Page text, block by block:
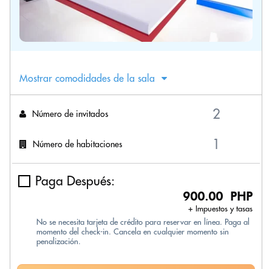
Mostrar comodidades de la sala
Número de invitados
Número de habitaciones
Paga Después:
900.00 PHP
+ Impuestos y tasas
No se necesita tarjeta de crédito para reservar en línea. Paga al
momento del check-in. Cancela en cualquier momento sin
penalización.